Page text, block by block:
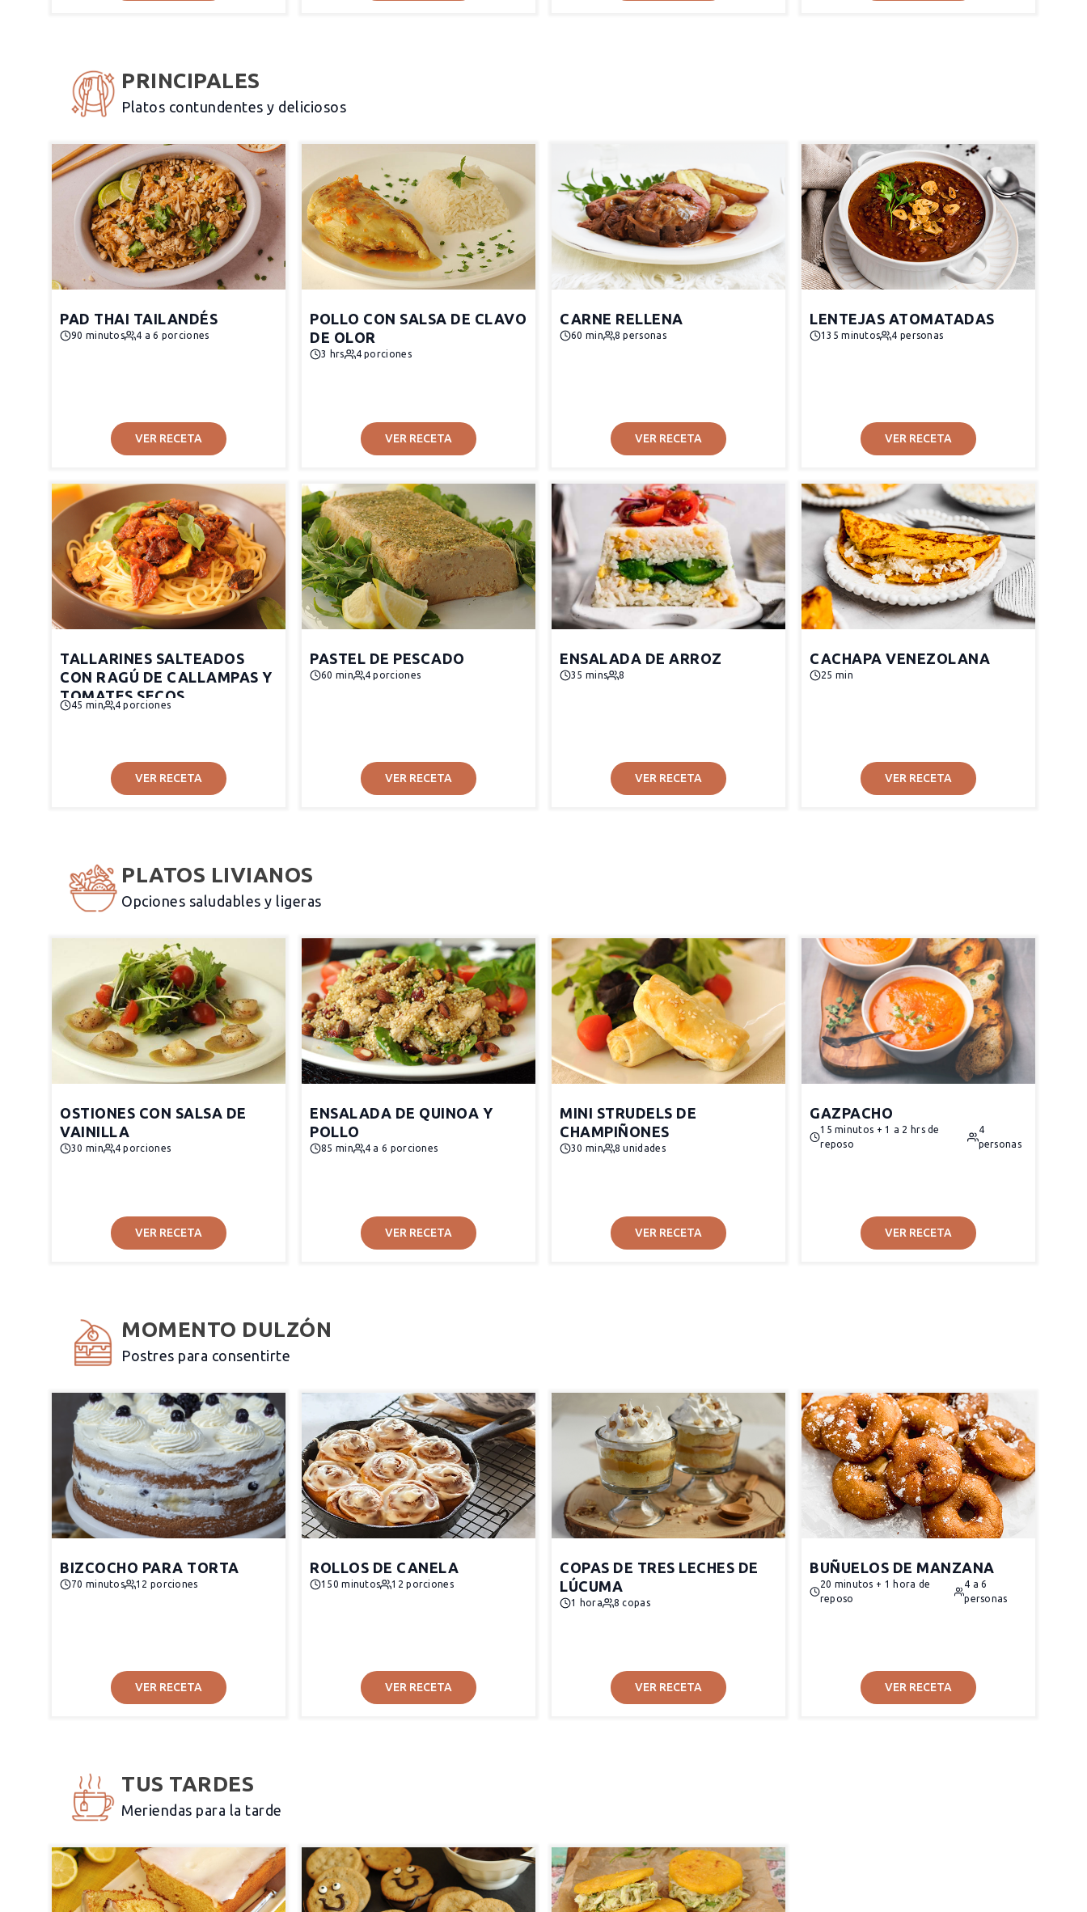
PRINCIPALES
Platos contundentes y deliciosos
PAD THAI TAILANDÉS
90 minutos 4 a 6 porciones
VER RECETA
POLLO CON SALSA DE CLAVO
DE OLOR
3 hrs 4 porciones
VER RECETA
CARNE RELLENA
60 min 8 personas
VER RECETA
LENTEJAS ATOMATADAS
135 minutos 4 personas
VER RECETA
TALLARINES SALTEADOS
CON RAGÚ DE CALLAMPAS Y
TOMATES SECOS
45 min 4 porciones
VER RECETA
PASTEL DE PESCADO
60 min 4 porciones
VER RECETA
ENSALADA DE ARROZ
35 mins 8
VER RECETA
CACHAPA VENEZOLANA
25 min
VER RECETA
PLATOS LIVIANOS
Opciones saludables y ligeras
OSTIONES CON SALSA DE
VAINILLA
30 min 4 porciones
VER RECETA
ENSALADA DE QUINOA Y
POLLO
85 min 4 a 6 porciones
VER RECETA
MINI STRUDELS DE
CHAMPIÑONES
30 min 8 unidades
VER RECETA
GAZPACHO
15 minutos + 1 a 2 hrs de
reposo
4
personas
VER RECETA
MOMENTO DULZÓN
Postres para consentirte
BIZCOCHO PARA TORTA
70 minutos 12 porciones
VER RECETA
ROLLOS DE CANELA
150 minutos 12 porciones
VER RECETA
COPAS DE TRES LECHES DE
LÚCUMA
1 hora 8 copas
VER RECETA
BUÑUELOS DE MANZANA
20 minutos + 1 hora de
reposo
4 a 6
personas
VER RECETA
TUS TARDES
Meriendas para la tarde